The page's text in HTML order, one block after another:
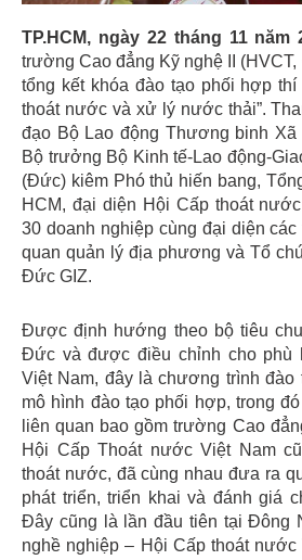
TP.HCM, ngày 22 tháng 11 năm
trường Cao đẳng Kỹ nghệ II
tổng kết khóa đào tạo phối hợp thí
thoát nước và xử lý nước thải”.
đạo Bộ Lao động Thương binh
Bộ trưởng Bộ Kinh tế-Lao động-
(Đức) kiêm Phó thủ hiến bang,
HCM, đại diện Hội Cấp thoát
30 doanh nghiệp cùng đại diện
quan quản lý địa phương và Tổ
Đức GIZ.
Được định hướng theo bộ tiêu
Đức và được điều chỉnh cho phù
Việt Nam, đây là chương trình đào
mô hình đào tạo phối hợp, trong
liên quan bao gồm trường Cao
Hội Cấp Thoát nước Việt Nam
thoát nước, đã cùng nhau đưa ra
phát triển, triển khai và đánh giá
Đây cũng là lần đầu tiên tại Đông
nghề nghiệp – Hội Cấp thoát